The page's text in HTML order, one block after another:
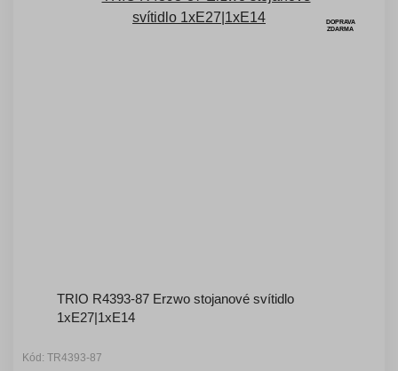
DOPRAVA
ZDARMA
TRIO R4393-87 Erzwo stojanové svítidlo
1xE27|1xE14
Kód: TR4393-87